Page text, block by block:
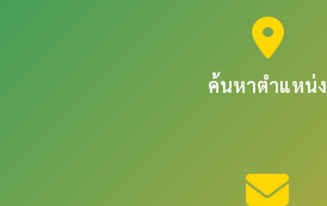
ค้นหาตำแหน่ง